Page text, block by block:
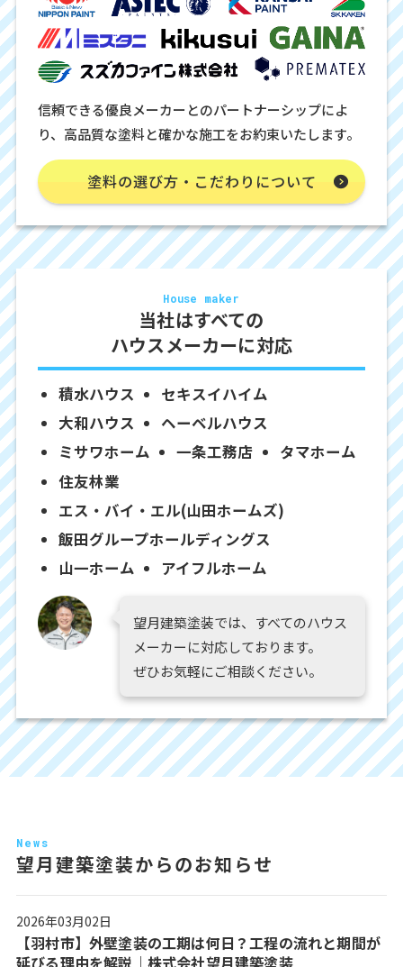
信頼できる優良メーカーとのパートナーシップによ
り、高品質な塗料と確かな施工をお約束いたします。
塗料の選び方・こだわりについて
House maker
当社はすべての
ハウスメーカーに対応
積水ハウス
セキスイハイム
大和ハウス
ヘーベルハウス
ミサワホーム
一条工務店
タマホーム
住友林業
エス・バイ・エル(山田ホームズ)
飯田グループホールディングス
山一ホーム
アイフルホーム
望月建築塗装では、すべてのハウス
メーカーに対応しております。
ぜひお気軽にご相談ください。
News
望月建築塗装からのお知らせ
2026年03月02日
【羽村市】外壁塗装の工期は何日？工程の流れと期間が
延びる理由を解説｜株式会社望月建築塗装